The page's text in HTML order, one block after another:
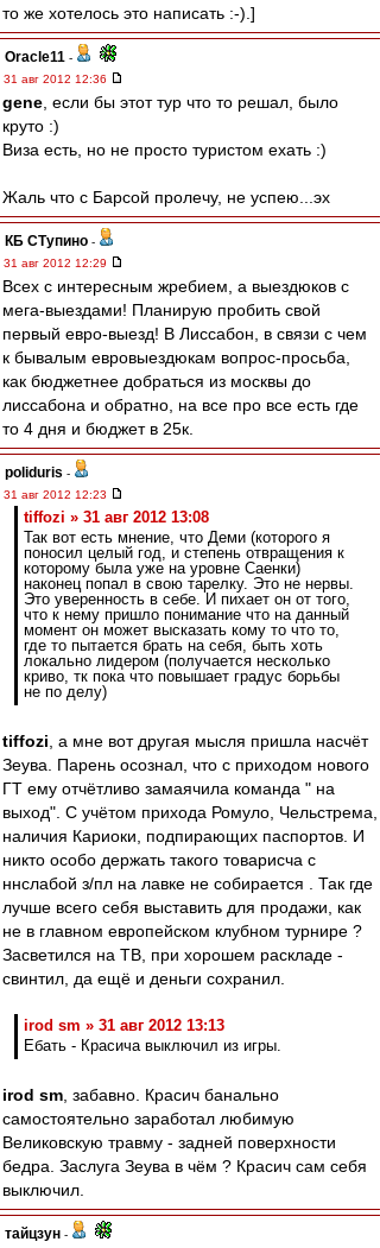
то же хотелось это написать :-).]
Oracle11 -
31 авг 2012 12:36
gene , если бы этот тур что то решал, было
круто :)
Виза есть, но не просто туристом ехать :)
Жаль что с Барсой пролечу, не успею...эх
КБ СТупино -
31 авг 2012 12:29
Всех с интересным жребием, а выездюков с
мега-выездами! Планирую пробить свой
первый евро-выезд! В Лиссабон, в связи с чем
к бывалым евровыездюкам вопрос-просьба,
как бюджетнее добраться из москвы до
лиссабона и обратно, на все про все есть где
то 4 дня и бюджет в 25к.
poliduris -
31 авг 2012 12:23
tiffozi » 31 авг 2012 13:08
Так вот есть мнение, что Деми (которого я
поносил целый год, и степень отвращения к
которому была уже на уровне Саенки)
наконец попал в свою тарелку. Это не нервы.
Это уверенность в себе. И пихает он от того,
что к нему пришло понимание что на данный
момент он может высказать кому то что то,
где то пытается брать на себя, быть хоть
локально лидером (получается несколько
криво, тк пока что повышает градус борьбы
не по делу)
tiffozi , а мне вот другая мысля пришла насчёт
Зеува. Парень осознал, что с приходом нового
ГТ ему отчётливо замаячила команда " на
выход". С учётом прихода Ромуло, Чельстрема,
наличия Кариоки, подпирающих паспортов. И
никто особо держать такого товарисча с
ннслабой з/пл на лавке не собирается . Так где
лучше всего себя выставить для продажи, как
не в главном европейском клубном турнире ?
Засветился на ТВ, при хорошем раскладе -
свинтил, да ещё и деньги сохранил.
irod sm » 31 авг 2012 13:13
Ебать - Красича выключил из игры.
irod sm , забавно. Красич банально
самостоятельно заработал любимую
Великовскую травму - задней поверхности
бедра. Заслуга Зеува в чём ? Красич сам себя
выключил.
тайцзун -